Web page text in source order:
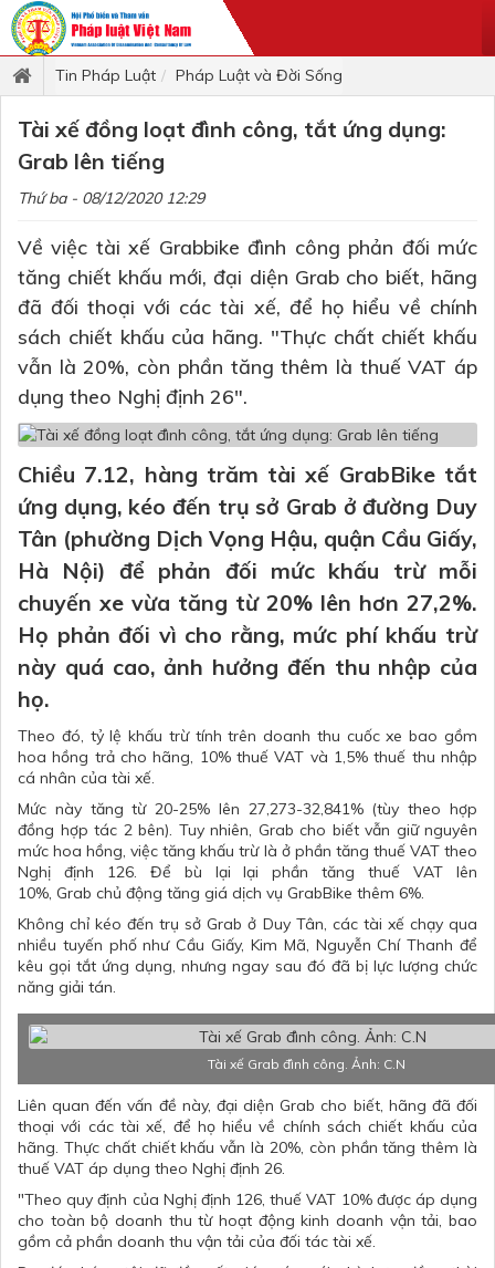
Tin Pháp Luật Pháp Luật và Đời Sống
Tài xế đồng loạt đình công, tắt ứng dụng:
Grab lên tiếng
Thứ ba - 08/12/2020 12:29
Về việc tài xế Grabbike đình công phản đối mức
tăng chiết khấu mới, đại diện Grab cho biết, hãng
đã đối thoại với các tài xế, để họ hiểu về chính
sách chiết khấu của hãng. "Thực chất chiết khấu
vẫn là 20%, còn phần tăng thêm là thuế VAT áp
dụng theo Nghị định 26".
Chiều 7.12, hàng trăm tài xế GrabBike tắt
ứng dụng, kéo đến trụ sở Grab ở đường Duy
Tân (phường Dịch Vọng Hậu, quận Cầu Giấy,
Hà Nội) để phản đối mức khấu trừ mỗi
chuyến xe vừa tăng từ 20% lên hơn 27,2%.
Họ phản đối vì cho rằng, mức phí khấu trừ
này quá cao, ảnh hưởng đến thu nhập của
họ.
Theo đó, tỷ lệ khấu trừ tính trên doanh thu cuốc xe bao gồm
hoa hồng trả cho hãng, 10% thuế VAT và 1,5% thuế thu nhập
cá nhân của tài xế.
Mức này tăng từ 20-25% lên 27,273-32,841% (tùy theo hợp
đồng hợp tác 2 bên). Tuy nhiên, Grab cho biết vẫn giữ nguyên
mức hoa hồng, việc tăng khấu trừ là ở phần tăng thuế VAT theo
Nghị định 126. Để bù lại lại phần tăng thuế VAT lên
10%, Grab chủ động tăng giá dịch vụ GrabBike thêm 6%.
Không chỉ kéo đến trụ sở Grab ở Duy Tân, các tài xế chạy qua
nhiều tuyến phố như Cầu Giấy, Kim Mã, Nguyễn Chí Thanh để
kêu gọi tắt ứng dụng, nhưng ngay sau đó đã bị lực lượng chức
năng giải tán.
Tài xế Grab đình công. Ảnh: C.N
Liên quan đến vấn đề này, đại diện Grab cho biết, hãng đã đối
thoại với các tài xế, để họ hiểu về chính sách chiết khấu của
hãng. Thực chất chiết khấu vẫn là 20%, còn phần tăng thêm là
thuế VAT áp dụng theo Nghị định 26.
"Theo quy định của Nghị định 126, thuế VAT 10% được áp dụng
cho toàn bộ doanh thu từ hoạt động kinh doanh vận tải, bao
gồm cả phần doanh thu vận tải của đối tác tài xế.